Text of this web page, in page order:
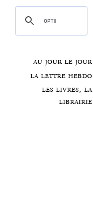
au jour le jour
la lettre hebdo
les livres, la
librairie